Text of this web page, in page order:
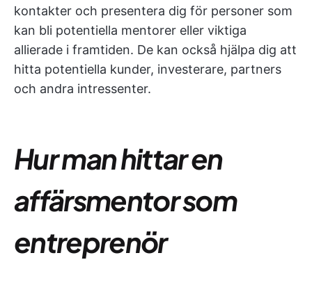
kontakter och presentera dig för personer som
kan bli potentiella mentorer eller viktiga
allierade i framtiden. De kan också hjälpa dig att
hitta potentiella kunder, investerare, partners
och andra intressenter.
Hur man hittar en
affärsmentor som
entreprenör